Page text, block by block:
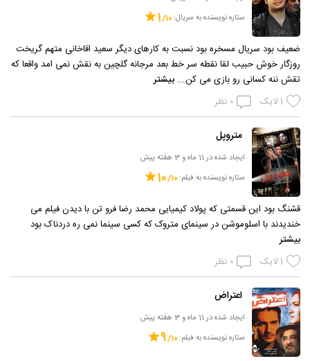
ستاره نویسنده به سریال:
1
ضعیف بود سریال مسخره بود نسبت به کارهای دیگر سعید اقاخانی متهم گریخت
روزگار خوش حبیب لقا نقطه سر خط بعد مرجانه گلچین به نقش نمی امد واقعا که
تقش ننه کسانی رو بازی می کن...بیشتر
1لایک 0 نظر
متروپل
ایجاد شده در 11 ماه و 3 هفته پیش
ستاره نویسنده به فیلم:
10
قشنگ بود این قسمتی که پولاد کیمیایی محمد رضا فرو تن با دیدن فیلم می
خندیدند با اسلوموشن در سینمای متروک که کسی سینما نمی ره دردناک بود
بیشتر
1لایک 0 نظر
اعتراض
ایجاد شده در 11 ماه و 3 هفته پیش
ستاره نویسنده به فیلم:
9